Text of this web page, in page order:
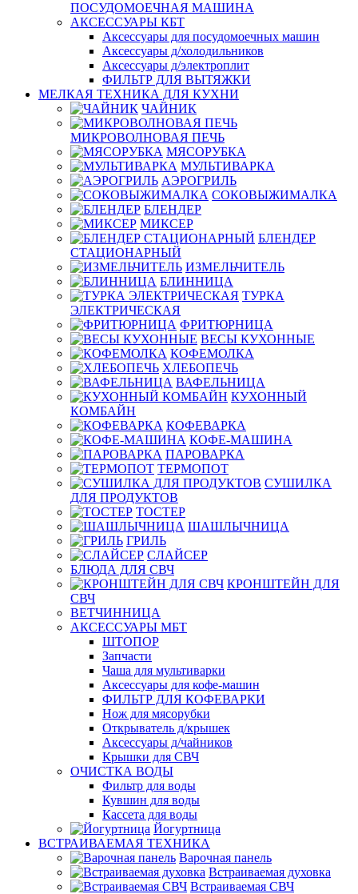
ПОСУДОМОЕЧНАЯ МАШИНА
АКСЕССУАРЫ КБТ
Аксессуары для посудомоечных машин
Аксессуары д/холодильников
Аксессуары д/электроплит
ФИЛЬТР ДЛЯ ВЫТЯЖКИ
МЕЛКАЯ ТЕХНИКА ДЛЯ КУХНИ
ЧАЙНИК
МИКРОВОЛНОВАЯ ПЕЧЬ
МЯСОРУБКА
МУЛЬТИВАРКА
АЭРОГРИЛЬ
СОКОВЫЖИМАЛКА
БЛЕНДЕР
МИКСЕР
БЛЕНДЕР
СТАЦИОНАРНЫЙ
ИЗМЕЛЬЧИТЕЛЬ
БЛИННИЦА
ТУРКА
ЭЛЕКТРИЧЕСКАЯ
ФРИТЮРНИЦА
ВЕСЫ КУХОННЫЕ
КОФЕМОЛКА
ХЛЕБОПЕЧЬ
ВАФЕЛЬНИЦА
КУХОННЫЙ
КОМБАЙН
КОФЕВАРКА
КОФЕ-МАШИНА
ПАРОВАРКА
ТЕРМОПОТ
СУШИЛКА
ДЛЯ ПРОДУКТОВ
ТОСТЕР
ШАШЛЫЧНИЦА
ГРИЛЬ
СЛАЙСЕР
БЛЮДА ДЛЯ СВЧ
КРОНШТЕЙН ДЛЯ
СВЧ
ВЕТЧИННИЦА
АКСЕССУАРЫ МБТ
ШТОПОР
Запчасти
Чаша для мультиварки
Аксессуары для кофе-машин
ФИЛЬТР ДЛЯ КОФЕВАРКИ
Нож для мясорубки
Открыватель д/крышек
Аксессуары д/чайников
Крышки для СВЧ
ОЧИСТКА ВОДЫ
Фильтр для воды
Кувшин для воды
Кассета для воды
Йогуртница
ВСТРАИВАЕМАЯ ТЕХНИКА
Варочная панель
Встраиваемая духовка
Встраиваемая СВЧ